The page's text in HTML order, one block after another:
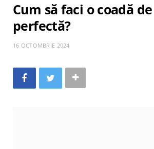
Cum să faci o coadă
perfectă?
16 OCTOMBRIE 2024